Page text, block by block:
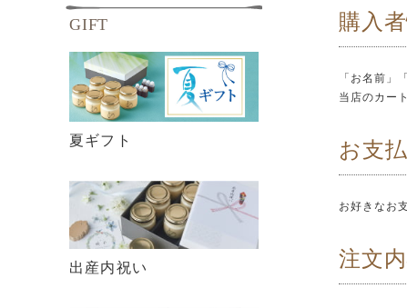
購入
「お名前」
当店のカー
お支
お好きなお
注文
GIFT
夏ギフト
出産内祝い